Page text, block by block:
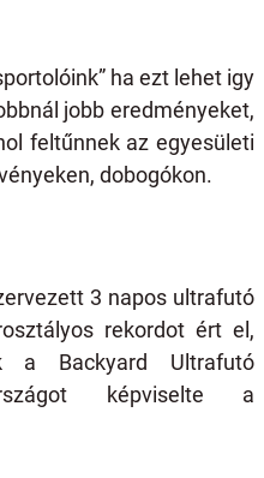
ha ezt lehet igy
jobb eredményeket,
feltűnnek az egyesületi
dobogókon.
3 napos ultrafutó
rekordot ért el,
a Backyard Ultrafutó
képviselte a